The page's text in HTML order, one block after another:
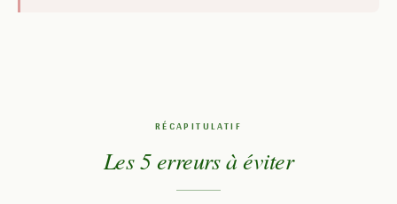
RÉCAPITULATIF
Les 5 erreurs à éviter